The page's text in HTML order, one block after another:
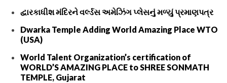
દ્વારકાધીશ મંદિરને વર્લ્ડસ અમેઝિંગ પ્લેસનું મળ્યું પ્રમાણપત્ર
Dwarka Temple Adding World Amazing Place WTO
(USA)
World Talent Organization’s certification of
WORLD’S AMAZING PLACE to SHREE SONMATH
TEMPLE, Gujarat